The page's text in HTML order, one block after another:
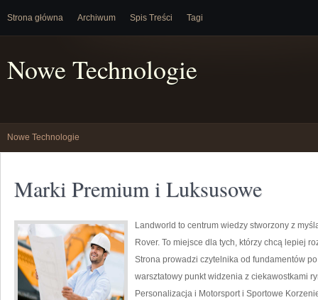
Strona główna Archiwum Spis Treści Tagi
Nowe Technologie
Nowe Technologie
Marki Premium i Luksusowe
Landworld to centrum wiedzy stworzony z
Rover. To miejsce dla tych, którzy chcą lepiej
Strona prowadzi czytelnika od fundamentów
warsztatowy punkt widzenia z ciekawostkami
Personalizacja i Motorsport i Sportowe